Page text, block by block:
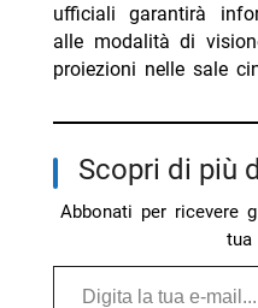
ufficiali garantirà
alle modalità di
proiezioni nelle sale
Scopri di più
Abbonati per ricevere
tua
Digita la tua e-mail...